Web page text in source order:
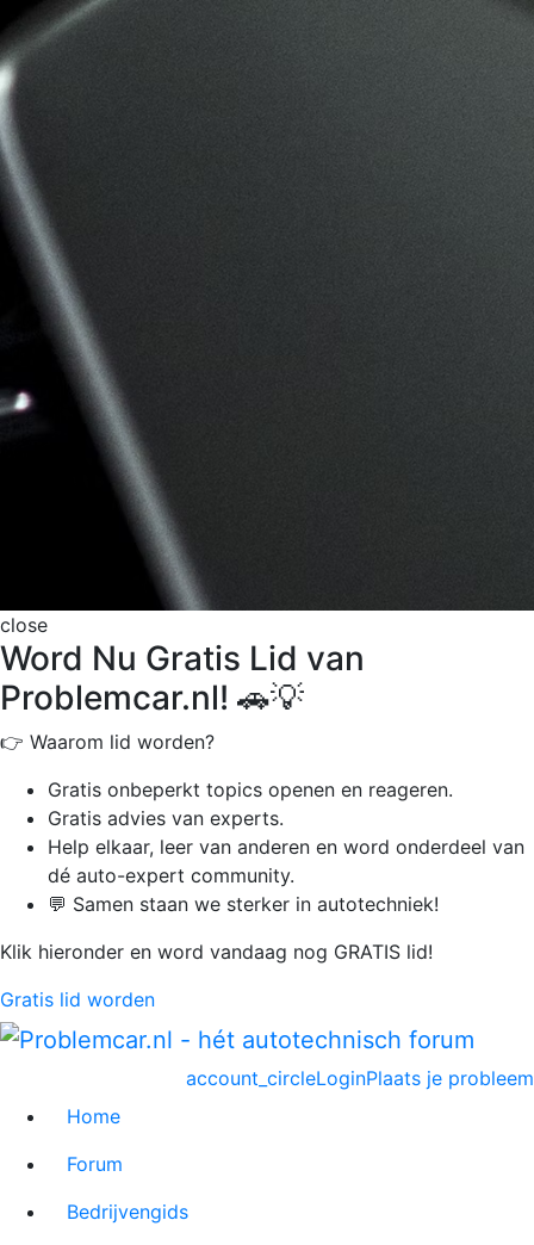
close
Word Nu Gratis Lid van
Problemcar.nl! 🚗💡
👉 Waarom lid worden?
Gratis onbeperkt topics openen en reageren.
Gratis advies van experts.
Help elkaar, leer van anderen en word onderdeel van
dé auto-expert community.
💬 Samen staan we sterker in autotechniek!
Klik hieronder en word vandaag nog GRATIS lid!
Gratis lid worden
Plaats je probleem
account_circleLogin
Home
Forum
Bedrijvengids